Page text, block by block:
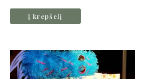
Į krepšelį